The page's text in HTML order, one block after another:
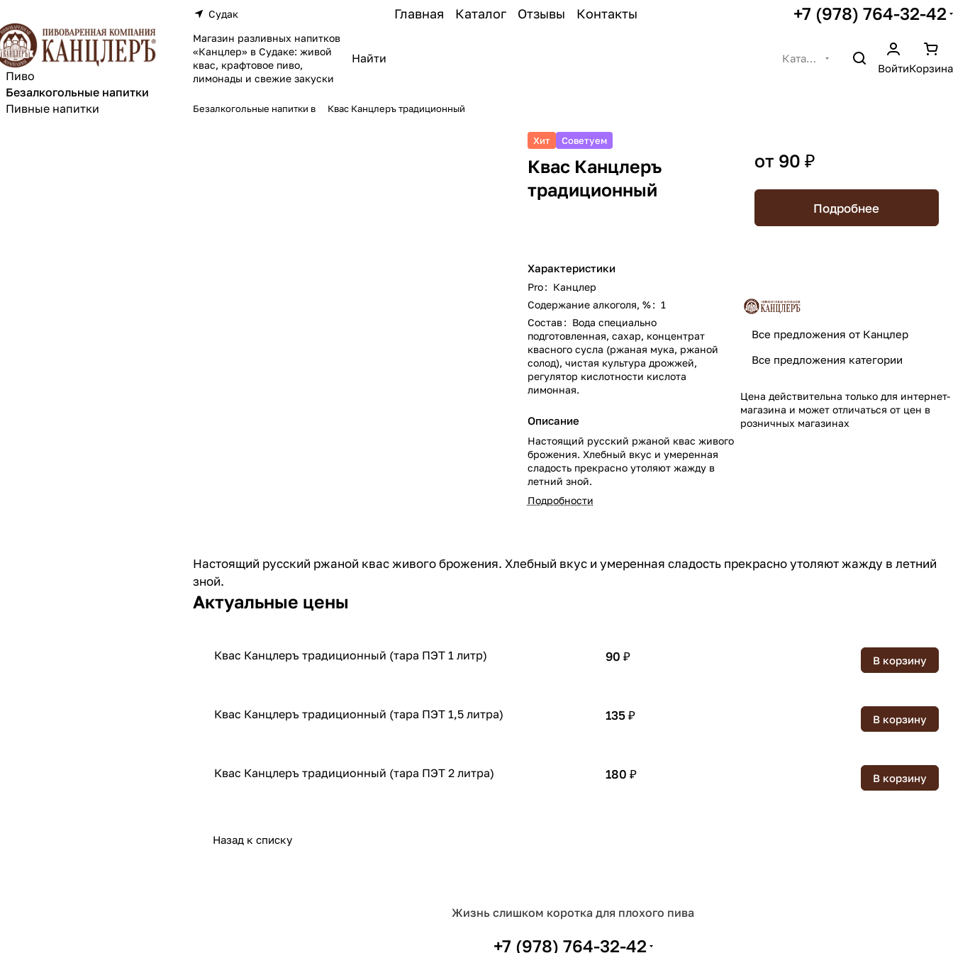
Судак Главная Каталог Отзывы Контакты +7 (978) 764-32-42
Магазин разливных напитков
«Канцлер» в Судаке: живой
квас, крафтовое пиво,
лимонады и свежие закуски
ВойтиКорзина
Безалкогольные напитки в Квас Канцлеръ традиционный
Хит Советуем
Квас Канцлеръ
традиционный
Характеристики
Pro: Канцлер
Содержание алкоголя, %: 1
Состав: Вода специально
подготовленная, сахар, концентрат
квасного сусла (ржаная мука, ржаной
солод), чистая культура дрожжей,
регулятор кислотности кислота
лимонная.
Описание
Настоящий русский ржаной квас живого
брожения. Хлебный вкус и умеренная
сладость прекрасно утоляют жажду в
летний зной.
Подробности
от 90 ₽
Подробнее
Все предложения от Канцлер
Все предложения категории
Цена действительна только для интернет-
магазина и может отличаться от цен в
розничных магазинах
Настоящий русский ржаной квас живого брожения. Хлебный вкус и умеренная сладость прекрасно утоляют жажду в летний
зной.
Актуальные цены
Квас Канцлеръ традиционный (тара ПЭТ 1 литр) 90 ₽ В корзину
Квас Канцлеръ традиционный (тара ПЭТ 1,5 литра) 135 ₽ В корзину
Квас Канцлеръ традиционный (тара ПЭТ 2 литра) 180 ₽ В корзину
Назад к списку
Жизнь слишком коротка для плохого пива
+7 (978) 764-32-42
Пиво
Безалкогольные напитки
Пивные напитки